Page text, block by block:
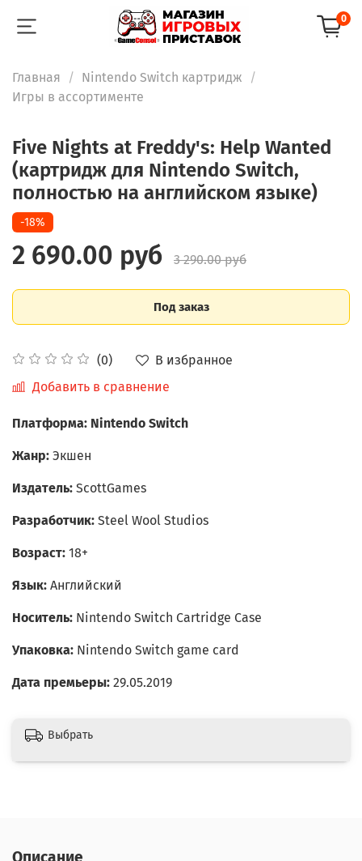
0
Главная
Nintendo Switch картридж
Игры в ассортименте
Five Nights at Freddy's: Help Wanted
(картридж для Nintendo Switch,
полностью на английском языке)
(0)
В избранное
Добавить в сравнение
-18%
2 690.00 руб 3 290.00 руб
Под заказ
Платформа: Nintendo Switch
Жанр: Экшен
Издатель: ScottGames
Разработчик: Steel Wool Studios
Возраст: 18+
Язык: Английский
Носитель: Nintendo Switch Cartridge Case
Упаковка: Nintendo Switch game card
Дата премьеры: 29.05.2019
Выбрать